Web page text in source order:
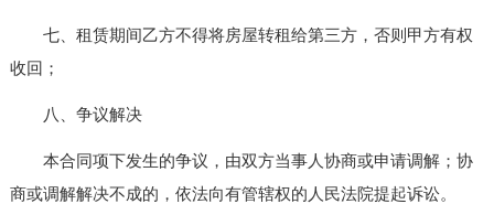
七、租赁期间乙方不得将房屋转租给第三方，否则甲方有权
收回；
八、争议解决
本合同项下发生的争议，由双方当事人协商或申请调解；协
商或调解解决不成的，依法向有管辖权的人民法院提起诉讼。